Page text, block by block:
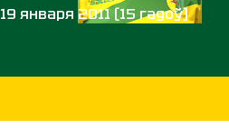
19 января 2011 (15 гадоў)